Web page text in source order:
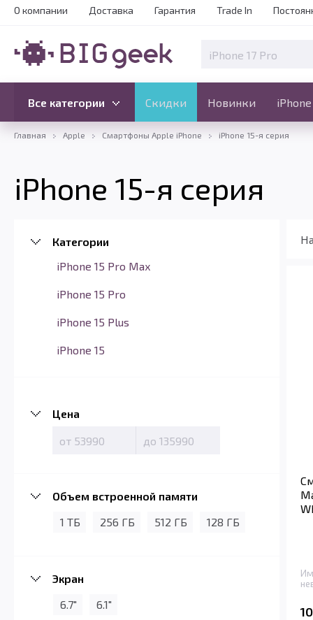
О компании Доставка Гарантия Trade In
Все категории Скидки Новинки iPhone
Скидки Новинки
Все категории
Главная Apple Смартфоны Apple iPhone iPhone 15-я серия
iPhone 15-я серия
Категории
iPhone 15 Pro Max
iPhone 15 Pro
iPhone 15 Plus
iPhone 15
Цена
Объем встроенной памяти
1 ТБ
256 ГБ 512 ГБ 128 ГБ
Экран
6.7"
6.1"